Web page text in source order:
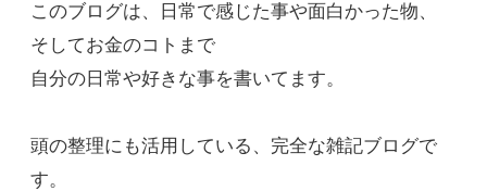
このブログは、日常で感じた事や面白かった物、
そしてお金のコトまで
自分の日常や好きな事を書いてます。
頭の整理にも活用している、完全な雑記ブログで
す。